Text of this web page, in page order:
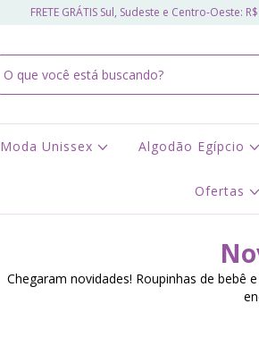
FRETE GRÁTIS Sul, Sudeste e Centro-
Moda Unissex Algodão Egípcio
Ofertas
Chegaram novidades! Roupinhas de bebê